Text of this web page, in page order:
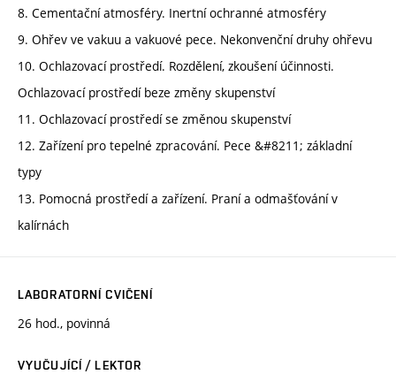
8. Cementační atmosféry. Inertní ochranné atmosféry
9. Ohřev ve vakuu a vakuové pece. Nekonvenční druhy ohřevu
10. Ochlazovací prostředí. Rozdělení, zkoušení účinnosti.
Ochlazovací prostředí beze změny skupenství
11. Ochlazovací prostředí se změnou skupenství
12. Zařízení pro tepelné zpracování. Pece &#8211; základní
typy
13. Pomocná prostředí a zařízení. Praní a odmašťování v
kalírnách
LABORATORNÍ CVIČENÍ
26 hod., povinná
VYUČUJÍCÍ / LEKTOR